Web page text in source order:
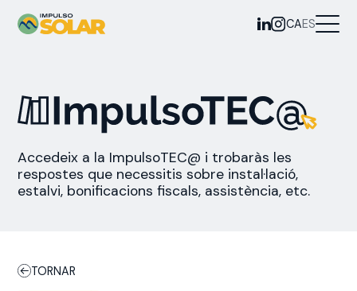
CAES
Accedeix a la ImpulsoTEC@ i trobaràs les
respostes que necessitis sobre instal·lació,
estalvi, bonificacions fiscals, assistència, etc.
TORNAR